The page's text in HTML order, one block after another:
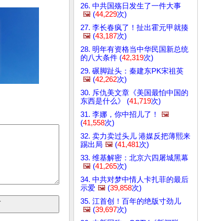
26. 中共国殇日发生了一件大事
🖼️ (44,229次)
27. 李长春疯了！扯出霍元甲就揍
🖼️ (43,187次)
28. 明年有资格当中华民国新总统
的八大条件 (42,319次)
29. 碾脚趾头：秦建东PK宋祖英
🖼️ (42,262次)
30. 斥仇美文章《美国最怕中国的
东西是什么》 (41,719次)
31. 李娜，你中招儿了！
🖼️
(41,558次)
32. 卖力卖过头儿 港媒反把薄熙来
踢出局 🖼️ (41,481次)
33. 维基解密：北京六四屠城黑幕
🖼️ (41,265次)
34. 中共对梦中情人卡扎菲的最后
示爱 🖼️ (39,858次)
35. 江首创！百年的绝版寸劲儿
🖼️ (39,697次)